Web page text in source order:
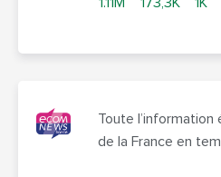
Toute l’information
de la France en